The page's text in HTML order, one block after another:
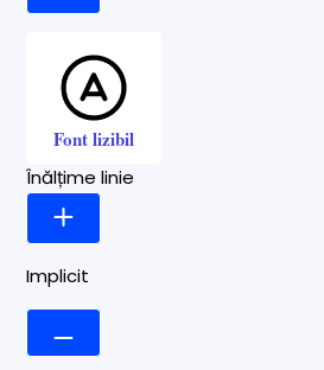
Font lizibil
Înălțime linie
Implicit